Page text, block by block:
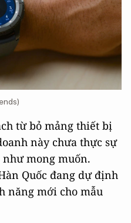
từ bỏ mảng thiết bị
này chưa thực sự
mong muốn.
Quốc đang dự định
năng mới cho mẫu